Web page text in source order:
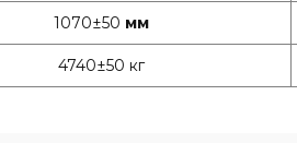
1070±50 мм
4740±50 кг